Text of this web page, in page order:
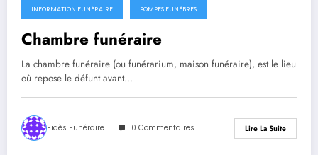
INFORMATION FUNÉRAIRE POMPES FUNÈBRES
Chambre funéraire
La chambre funéraire (ou funérarium, maison funéraire), est le lieu
où repose le défunt avant…
Fidès Funéraire 0 Commentaires Lire La Suite